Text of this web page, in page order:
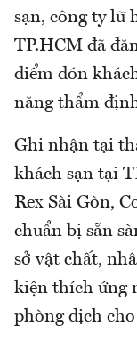
sạn, công ty lữ
TP.HCM đã
điểm đón
năng thẩm
Ghi nhận tại
khách sạn tại
Rex Sài Gòn,
chuẩn bị sẵn
sở vật chất,
kiện thích ứng
phòng dịch